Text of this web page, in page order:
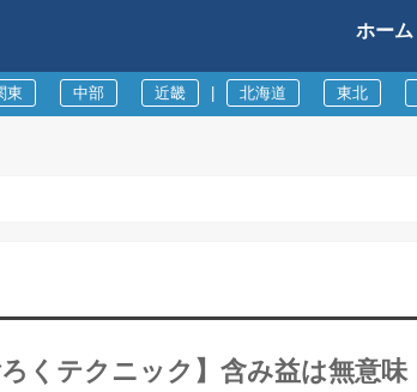
ホーム
東 中部 近畿 北海道 東北
ろくテクニック】含み益は無意味